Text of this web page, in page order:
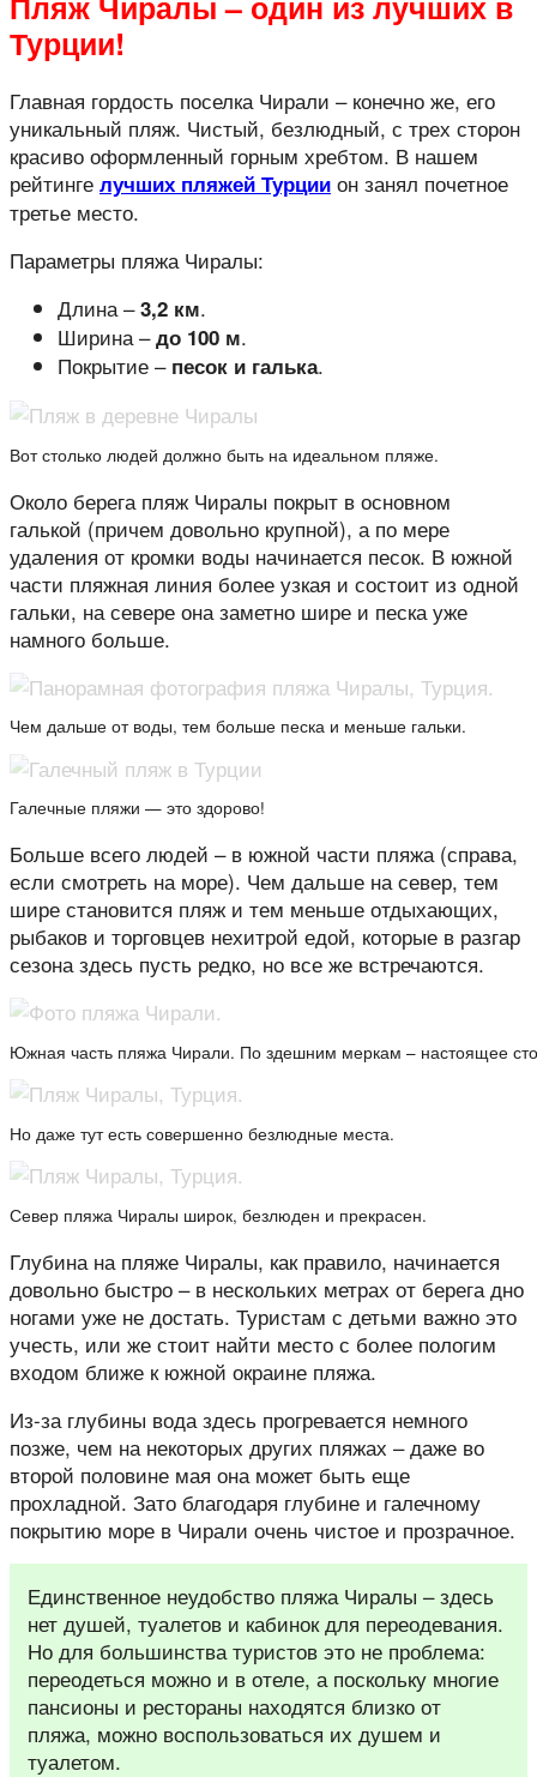
Турции!
Главная гордость поселка Чирали – конечно же, его
уникальный пляж. Чистый, безлюдный, с трех сторон
красиво оформленный горным хребтом. В нашем
рейтинге лучших пляжей Турции он занял почетное
третье место.
Параметры пляжа Чиралы:
Длина –3,2 км.
Ширина –до 100 м.
Покрытие – песок и галька.
Вот столько людей должно быть на идеальном пляже.
Около берега пляж Чиралы покрыт в основном
галькой (причем довольно крупной), а по мере
удаления от кромки воды начинается песок. В южной
части пляжная линия более узкая и состоит из одной
гальки, на севере она заметно шире и песка уже
намного больше.
Чем дальше от воды, тем больше песка и меньше гальки.
Галечные пляжи — это здорово!
Больше всего людей – в южной части пляжа (справа,
если смотреть на море). Чем дальше на север, тем
шире становится пляж и тем меньше отдыхающих,
рыбаков и торговцев нехитрой едой, которые в разгар
сезона здесь пусть редко, но все же встречаются.
Южная часть пляжа Чирали. По здешним меркам – настоящее
Но даже тут есть совершенно безлюдные места.
Север пляжа Чиралы широк, безлюден и прекрасен.
Глубина на пляже Чиралы, как правило, начинается
довольно быстро – в нескольких метрах от берега дно
ногами уже не достать. Туристам с детьми важно это
учесть, или же стоит найти место с более пологим
входом ближе к южной окраине пляжа.
Из-за глубины вода здесь прогревается немного
позже, чем на некоторых других пляжах – даже во
второй половине мая она может быть еще
прохладной. Зато благодаря глубине и галечному
покрытию море в Чирали очень чистое и прозрачное.
Единственное неудобство пляжа Чиралы – здесь
нет душей, туалетов и кабинок для переодевания.
Но для большинства туристов это не проблема:
переодеться можно и в отеле, а поскольку многие
пансионы и рестораны находятся близко от
пляжа, можно воспользоваться их душем и
туалетом.